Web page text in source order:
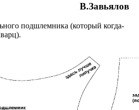
В.Завьялов
подшлемника (который когда-